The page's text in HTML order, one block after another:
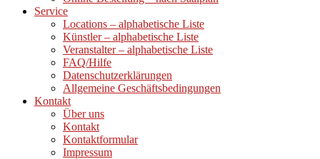
Service
Locations – alphabetische Liste
Künstler – alphabetische Liste
Veranstalter – alphabetische Liste
FAQ/Hilfe
Datenschutzerklärungen
Allgemeine Geschäftsbedingungen
Kontakt
Über uns
Kontakt
Kontaktformular
Impressum